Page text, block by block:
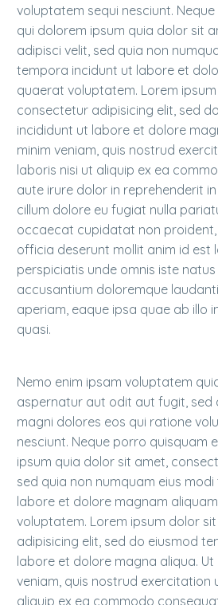
voluptatem sequi nesciunt.
qui dolorem ipsum quia dolor sit
adipisci velit, sed quia non
tempora incidunt ut labore et
quaerat voluptatem. Lorem
consectetur adipisicing elit, sed
incididunt ut labore et dolore
minim veniam, quis nostrud
laboris nisi ut aliquip ex ea
aute irure dolor in reprehenderit
cillum dolore eu fugiat nulla
occaecat cupidatat non proident,
officia deserunt mollit anim id est
perspiciatis unde omnis iste
accusantium doloremque
aperiam, eaque ipsa quae ab illo
quasi.
Nemo enim ipsam voluptatem
aspernatur aut odit aut fugit, sed
magni dolores eos qui ratione
nesciunt. Neque porro quisquam
ipsum quia dolor sit amet,
sed quia non numquam eius
labore et dolore magnam
voluptatem. Lorem ipsum dolor
adipisicing elit, sed do eiusmod
labore et dolore magna aliqua. Ut
veniam, quis nostrud exercitation
aliquip ex ea commodo